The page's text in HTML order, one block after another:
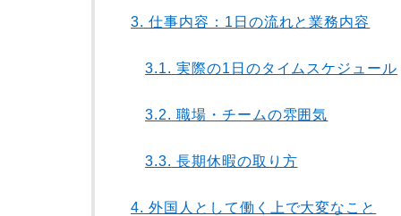
3. 仕事内容：1日の流れと業務内容
3.1. 実際の1日のタイムスケジュール
3.2. 職場・チームの雰囲気
3.3. 長期休暇の取り方
4. 外国人として働く上で大変なこと